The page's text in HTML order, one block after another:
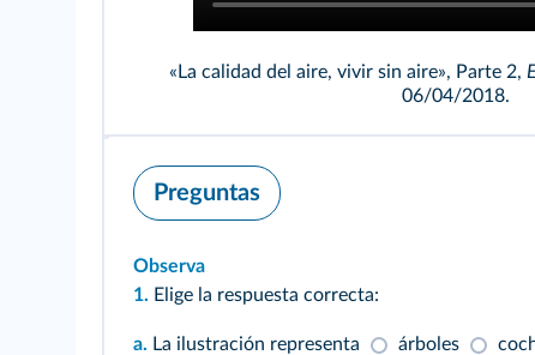
«La calidad del aire, vivir sin aire», Parte 2,
06/04/2018.
Preguntas
Observa
1. Elige la respuesta correcta:
a. La ilustración representa árboles